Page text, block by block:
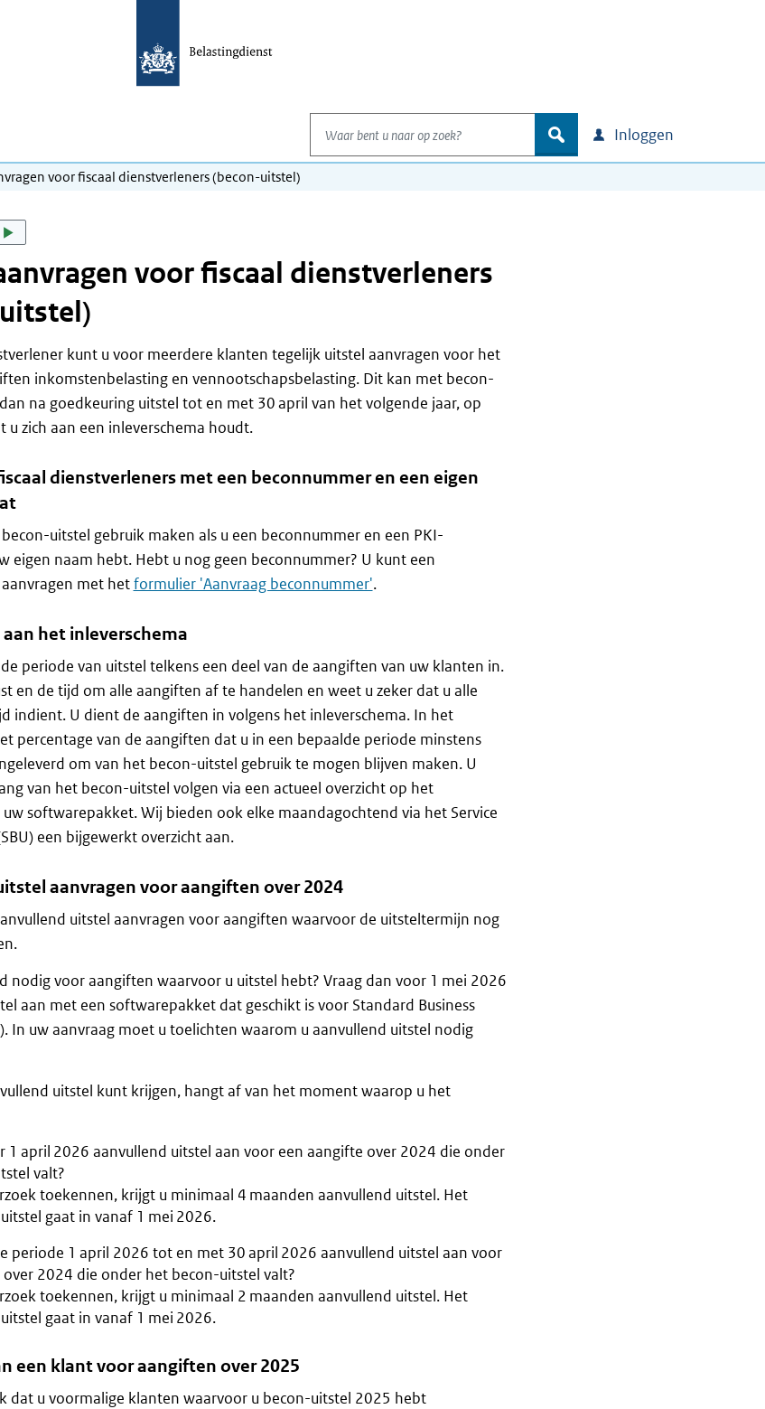
Waar bent u naar op zoek?
zoek Inloggen
voor fiscaal dienstverleners (becon-uitstel)
voor fiscaal dienstverleners
kunt u voor meerdere klanten tegelijk uitstel aanvragen voor het
inkomstenbelasting en vennootschapsbelasting. Dit kan met becon-
na goedkeuring uitstel tot en met 30 april van het volgende jaar, op
u zich aan een inleverschema houdt.
dienstverleners met een beconnummer en een eigen
uitstel gebruik maken als u een beconnummer en een PKI-
eigen naam hebt. Hebt u nog geen beconnummer? U kunt een
met hetformulier 'Aanvraag beconnummer'.
het inleverschema
periode van uitstel telkens een deel van de aangiften van uw klanten in.
en de tijd om alle aangiften af te handelen en weet u zeker dat u alle
indient. U dient de aangiften in volgens het inleverschema. In het
percentage van de aangiften dat u in een bepaalde periode minstens
om van het becon-uitstel gebruik te mogen blijven maken. U
van het becon-uitstel volgen via een actueel overzicht op het
softwarepakket. Wij bieden ook elke maandagochtend via het Service
een bijgewerkt overzicht aan.
aanvragen voor aangiften over 2024
uitstel aanvragen voor aangiften waarvoor de uitsteltermijn nog
nodig voor aangiften waarvoor u uitstel hebt? Vraag dan voor 1 mei 2026
aan met een softwarepakket dat geschikt is voor Standard Business
In uw aanvraag moet u toelichten waarom u aanvullend uitstel nodig
uitstel kunt krijgen, hangt af van het moment waarop u het
1 april 2026 aanvullend uitstel aan voor een aangifte over 2024 die onder
valt?
toekennen, krijgt u minimaal 4 maanden aanvullend uitstel. Het
gaat in vanaf 1 mei 2026.
periode 1 april 2026 tot en met 30 april 2026 aanvullend uitstel aan voor
2024 die onder het becon-uitstel valt?
toekennen, krijgt u minimaal 2 maanden aanvullend uitstel. Het
gaat in vanaf 1 mei 2026.
een klant voor aangiften over 2025
dat u voormalige klanten waarvoor u becon-uitstel 2025 hebt